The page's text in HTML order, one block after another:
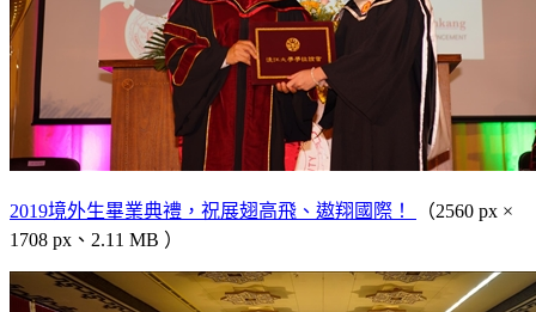
2019境外生畢業典禮，祝展翅高飛、遨翔國際！
（2560 px ×
1708 px、2.11 MB ）